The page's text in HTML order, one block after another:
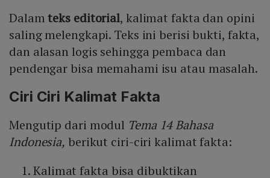
Dalamteks editorial, kalimat fakta dan opini
saling melengkapi. Teks ini berisi bukti, fakta,
dan alasan logis sehingga pembaca dan
pendengar bisa memahami isu atau masalah.
Ciri Ciri Kalimat Fakta
Mengutip dari modul Tema 14 Bahasa
Indonesia, berikut ciri-ciri kalimat fakta:
Kalimat fakta bisa dibuktikan